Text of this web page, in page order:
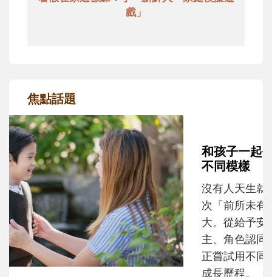
戲」
焦點話題